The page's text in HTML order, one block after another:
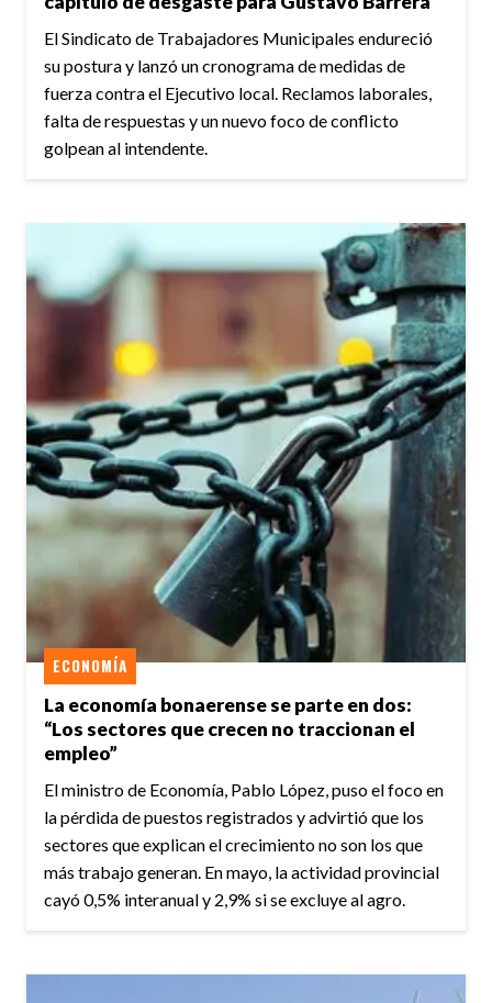
El Sindicato de Trabajadores Municipales endureció
su postura y lanzó un cronograma de medidas de
fuerza contra el Ejecutivo local. Reclamos laborales,
falta de respuestas y un nuevo foco de conflicto
golpean al intendente.
La economía bonaerense se parte en dos:
“Los sectores que crecen no traccionan el
empleo”
ECONOMÍA
El ministro de Economía, Pablo López, puso el foco en
la pérdida de puestos registrados y advirtió que los
sectores que explican el crecimiento no son los que
más trabajo generan. En mayo, la actividad provincial
cayó 0,5% interanual y 2,9% si se excluye al agro.